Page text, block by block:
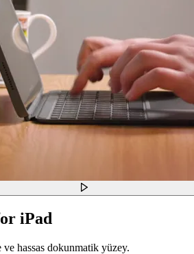
iPad
hassas dokunmatik yüzey.